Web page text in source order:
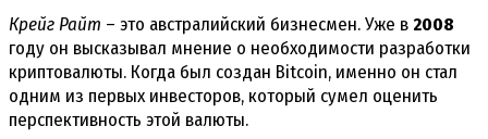
Крейг Райт – это австралийский бизнесмен. Уже в2008
году он высказывал мнение о необходимости разработки
криптовалюты. Когда был создан Bitcoin, именно он стал
одним из первых инвесторов, который сумел оценить
перспективность этой валюты.